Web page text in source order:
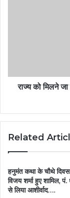
राज्य को मिलने
Related
हनुमंत कथा के चौथे
विजय शर्मा हुए शामिल, पं.
से लिया आशीर्वाद….